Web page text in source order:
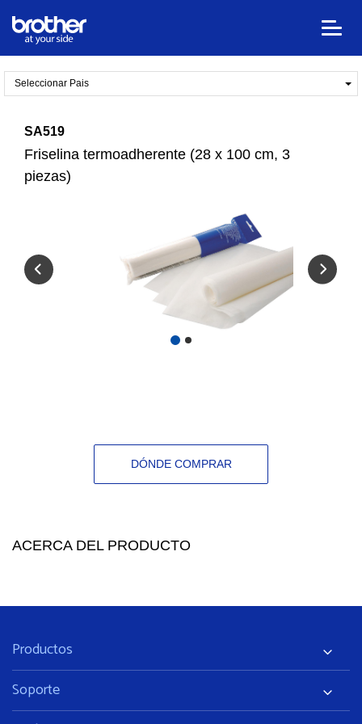
Seleccionar Pais
SA519
Friselina termoadherente (28 x 100 cm, 3
piezas)
Previous
DÓNDE COMPRAR
ACERCA DEL PRODUCTO
Productos
Soporte